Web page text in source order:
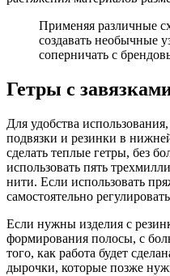
Применяя различные
создавать необычные
соперничать с
Гетры с
Для удобства
подвязки и резинки в
сделать теплые гетры, без
использовать пять
нити. Если использовать
самостоятельно
Если нужны изделия с
формирования полосы, с
того, как работа будет
дырочки, которые позже